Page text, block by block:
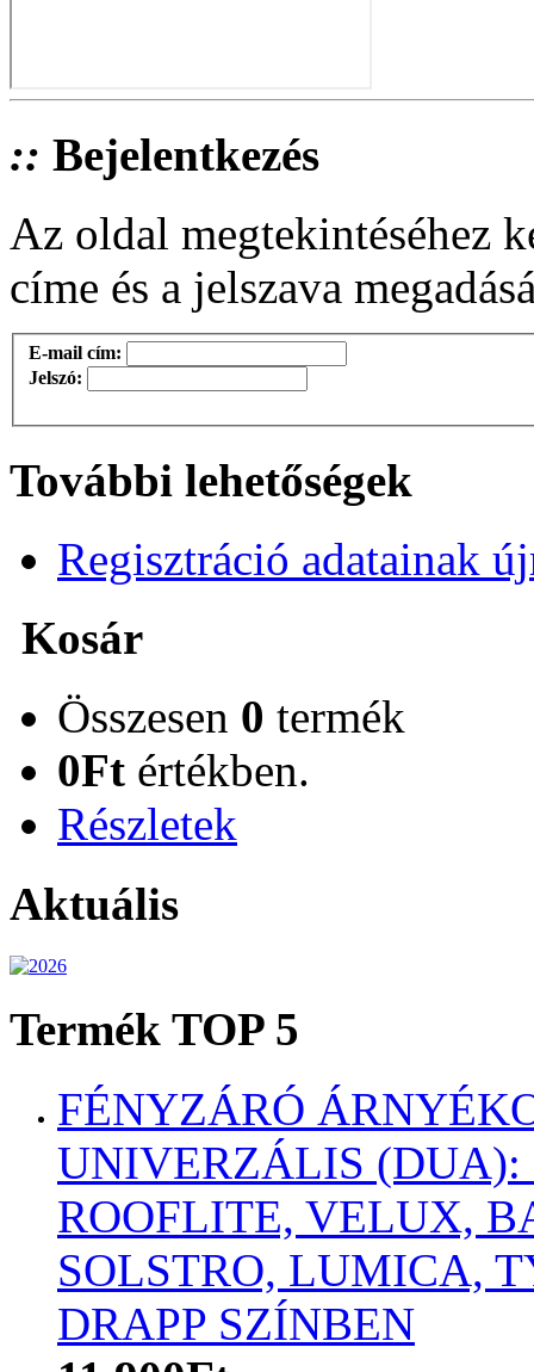
:: Bejelentkezés
Az oldal megtekintéséhez
címe és a jelszava
E-mail cím:
Jelszó:
További lehetőségek
Regisztráció adatainak
Kosár
Összesen 0 termék
0Ft értékben.
Részletek
Aktuális
Termék TOP 5
FÉNYZÁRÓ
UNIVERZÁLIS (DUA):
ROOFLITE, VELUX,
SOLSTRO, LUMICA,
DRAPP SZÍNBEN